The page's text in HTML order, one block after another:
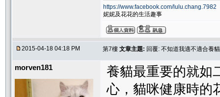
https://www.facebook.com/lulu.chang.7982
妮妮及花花的生活趣事
2015-04-18 04:18 PM 第7樓 文章主題: 回覆: 不知道我適不適合養
morven181
養貓最重要的就如
心，貓咪健康時的